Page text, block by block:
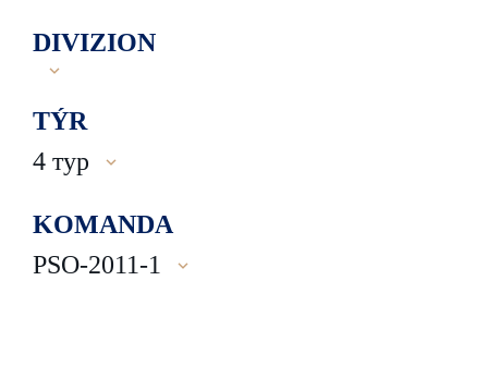
DIVIZION
TÝR
4 тур
KOMANDA
PSO-2011-1